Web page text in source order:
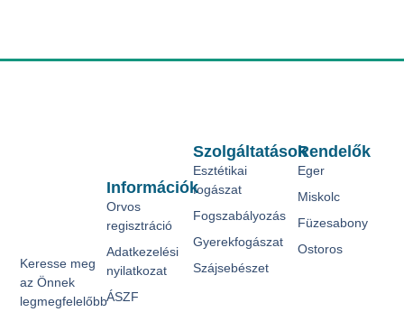
Keresse meg
az Önnek
legmegfelelőbb
Szolgáltatások
Esztétikai
fogászat
Fogszabályozás
Gyerekfogászat
Szájsebészet
Információk
Orvos
regisztráció
Adatkezelési
nyilatkozat
ÁSZF
Rendelők
Eger
Miskolc
Füzesabony
Ostoros